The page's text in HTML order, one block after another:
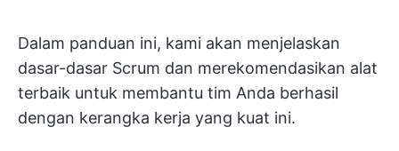
Dalam panduan ini, kami akan menjelaskan
dasar-dasar Scrum dan merekomendasikan alat
terbaik untuk membantu tim Anda berhasil
dengan kerangka kerja yang kuat ini.